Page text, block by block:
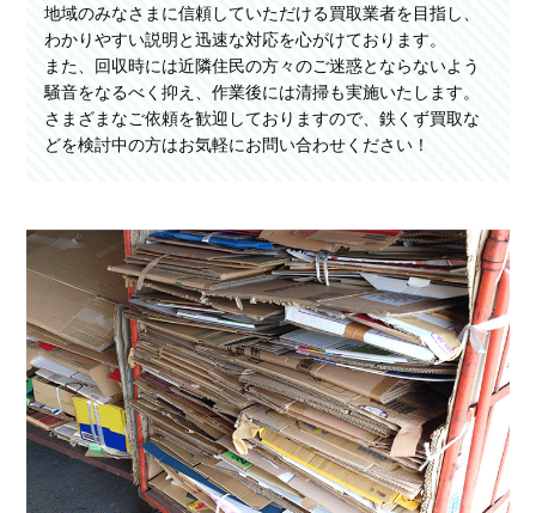
地域のみなさまに信頼していただける買取業者を目指し、
わかりやすい説明と迅速な対応を心がけております。
また、回収時には近隣住民の方々のご迷惑とならないよう
騒音をなるべく抑え、作業後には清掃も実施いたします。
さまざまなご依頼を歓迎しておりますので、鉄くず買取な
どを検討中の方はお気軽にお問い合わせください！